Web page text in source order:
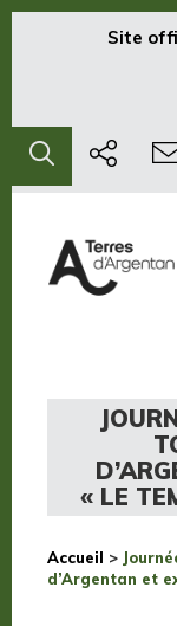
Site
« LE
Accueil >
d’Argentan et